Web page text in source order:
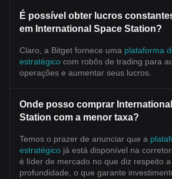
É possível obter lucros
em International Space Station?
Claro, a Bitget fornece uma plataforma
estratégico com robôs de trading para
operações e aumentar seus lucros.
Onde posso comprar
Station com a menor taxa?
Temos o prazer de anunciar que a
estratégico já está disponível na
é líder de mercado no que diz respeito
profundidade, o que garante